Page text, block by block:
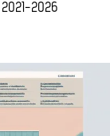
2021-2026